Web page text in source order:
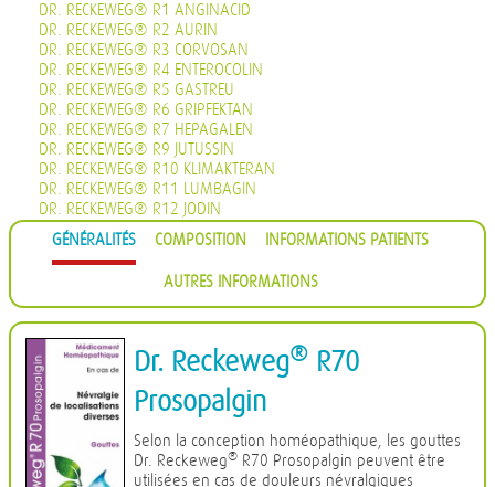
DR. RECKEWEG® R1 ANGINACID
DR. RECKEWEG® R2 AURIN
DR. RECKEWEG® R3 CORVOSAN
DR. RECKEWEG® R4 ENTEROCOLIN
DR. RECKEWEG® R5 GASTREU
DR. RECKEWEG® R6 GRIPFEKTAN
DR. RECKEWEG® R7 HEPAGALEN
DR. RECKEWEG® R9 JUTUSSIN
DR. RECKEWEG® R10 KLIMAKTERAN
DR. RECKEWEG® R11 LUMBAGIN
DR. RECKEWEG® R12 JODIN
DR. RECKEWEG® R13 PROHÄMORRHIN
DR. RECKEWEG® R14 QUIETA
DR. RECKEWEG® R16 CIMISAN
DR. RECKEWEG® R17 SCROPHULARIA NOD COMP.
DR. RECKEWEG® R18 CYSTOPHYLIN
DR. RECKEWEG® R19 EUGLANDIN-M
DR. RECKEWEG® R20 EUGLANDIN-F
DR. RECKEWEG® R22 NAJASTHEN
DR. RECKEWEG® R23 NOSODERM
DR. RECKEWEG® R24 PLEURASIN
DR. RECKEWEG® R25 PROSTATAN
DR. RECKEWEG® R26 REMISIN
DR. RECKEWEG® R27 RENOCALCIN
GÉNÉRALITÉS COMPOSITION INFORMATIONS PATIENTS
AUTRES INFORMATIONS
Dr. Reckeweg® R70
Prosopalgin
Selon la conception homéopathique, les gouttes
Dr. Reckeweg® R70 Prosopalgin peuvent être
utilisées en cas de douleurs névralgiques